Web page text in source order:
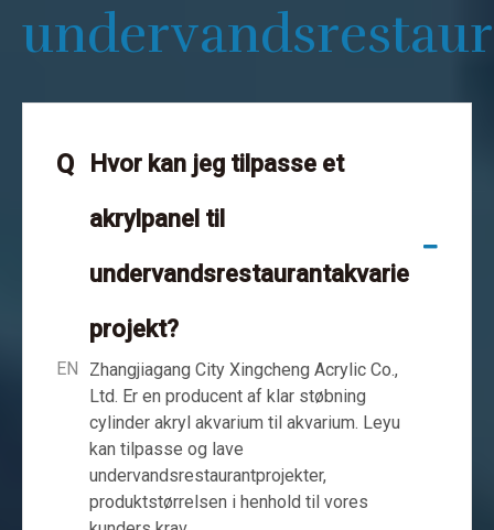
Q
Hvor kan jeg tilpasse et
akrylpanel til
undervandsrestaurantakvarie
projekt?
EN
Zhangjiagang City Xingcheng Acrylic Co.,
Ltd. Er en producent af klar støbning
cylinder akryl akvarium til akvarium. Leyu
kan tilpasse og lave
undervandsrestaurantprojekter,
produktstørrelsen i henhold til vores